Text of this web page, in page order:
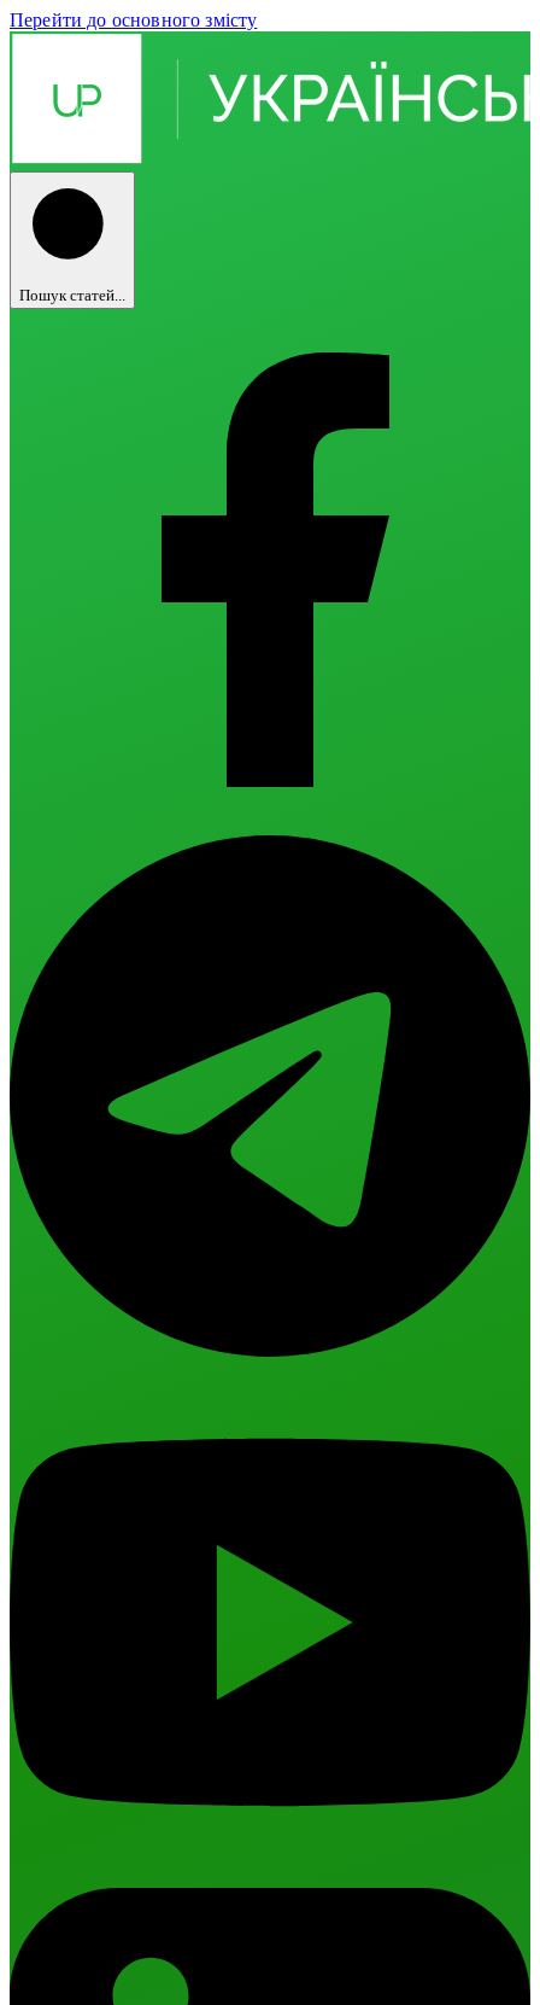
Перейти до основного змісту
Пошук статей...